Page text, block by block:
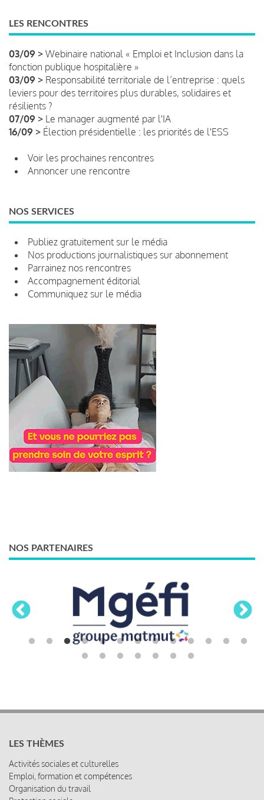
LES RENCONTRES
03/09 > Webinaire national « Emploi et Inclusion dans la
fonction publique hospitalière »
03/09 > Responsabilité territoriale de l’entreprise : quels
leviers pour des territoires plus durables, solidaires et
résilients ?
07/09 > Le manager augmenté par l'IA
16/09 > Élection présidentielle : les priorités de l'ESS
Voir les prochaines rencontres
Annoncer une rencontre
NOS SERVICES
Publiez gratuitement sur le média
Nos productions journalistiques sur abonnement
Parrainez nos rencontres
Accompagnement éditorial
Communiquez sur le média
NOS PARTENAIRES
LES THÈMES
Activités sociales et culturelles
Emploi, formation et compétences
Organisation du travail